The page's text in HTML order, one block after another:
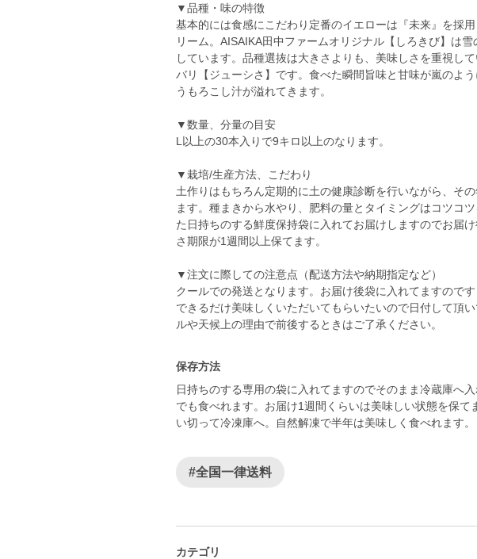
▼品種・味の特徴
基本的には食感にこだわり定番のイエローは『未来』を採
リーム。AISAIKA田中ファームオリジナル【しろきび】は
しています。品種選抜は大きさよりも、美味しさを重視し
バリ【ジューシさ】です。食べた瞬間旨味と甘味が嵐のよ
うもろこし汁が溢れてきます。
▼数量、分量の目安
L以上の30本入りで9キロ以上のなります。
▼栽培/生産方法、こだわり
土作りはもちろん定期的に土の健康診断を行いながら、そ
ます。種まきから水やり、肥料の量とタイミングはコツコ
た日持ちのする鮮度保持袋に入れてお届けしますのでお届
さ期限が1週間以上保てます。
▼注文に際しての注意点（配送方法や納期指定など）
クールでの発送となります。お届け後袋に入れてますので
できるだけ美味しくいただいてもらいたいので日付して頂
保存方法
日持ちのする専用の袋に入れてますのでそのまま冷蔵庫へ
でも食べれます。お届け1週間くらいは美味しい状態を保て
い切って冷凍庫へ。自然解凍で半年は美味しく食べれます。
#全国一律送料
カテゴリ